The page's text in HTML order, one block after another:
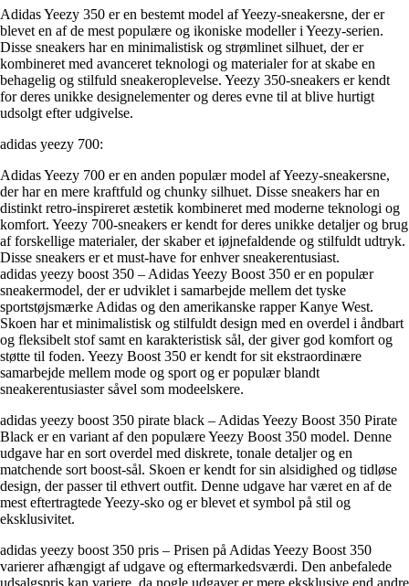
Adidas Yeezy 350 er en bestemt model af Yeezy-sneakersne, der er
blevet en af de mest populære og ikoniske modeller i Yeezy-serien.
Disse sneakers har en minimalistisk og strømlinet silhuet, der er
kombineret med avanceret teknologi og materialer for at skabe en
behagelig og stilfuld sneakeroplevelse. Yeezy 350-sneakers er kendt
for deres unikke designelementer og deres evne til at blive hurtigt
udsolgt efter udgivelse.
adidas yeezy 700:
Adidas Yeezy 700 er en anden populær model af Yeezy-sneakersne,
der har en mere kraftfuld og chunky silhuet. Disse sneakers har en
distinkt retro-inspireret æstetik kombineret med moderne teknologi og
komfort. Yeezy 700-sneakers er kendt for deres unikke detaljer og brug
af forskellige materialer, der skaber et iøjnefaldende og stilfuldt udtryk.
Disse sneakers er et must-have for enhver sneakerentusiast.
adidas yeezy boost 350 – Adidas Yeezy Boost 350 er en populær
sneakermodel, der er udviklet i samarbejde mellem det tyske
sportstøjsmærke Adidas og den amerikanske rapper Kanye West.
Skoen har et minimalistisk og stilfuldt design med en overdel i åndbart
og fleksibelt stof samt en karakteristisk sål, der giver god komfort og
støtte til foden. Yeezy Boost 350 er kendt for sit ekstraordinære
samarbejde mellem mode og sport og er populær blandt
sneakerentusiaster såvel som modeelskere.
adidas yeezy boost 350 pirate black – Adidas Yeezy Boost 350 Pirate
Black er en variant af den populære Yeezy Boost 350 model. Denne
udgave har en sort overdel med diskrete, tonale detaljer og en
matchende sort boost-sål. Skoen er kendt for sin alsidighed og tidløse
design, der passer til ethvert outfit. Denne udgave har været en af de
mest eftertragtede Yeezy-sko og er blevet et symbol på stil og
eksklusivitet.
adidas yeezy boost 350 pris – Prisen på Adidas Yeezy Boost 350
varierer afhængigt af udgave og eftermarkedsværdi. Den anbefalede
udsalgspris kan variere, da nogle udgaver er mere eksklusive end andre